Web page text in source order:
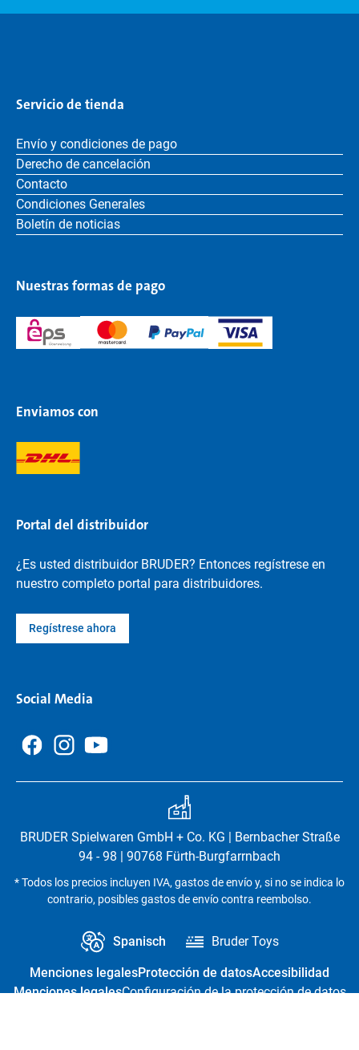
Servicio de tienda
Envío y condiciones de pago
Derecho de cancelación
Contacto
Condiciones Generales
Boletín de noticias
Nuestras formas de pago
Enviamos con
Portal del distribuidor
¿Es usted distribuidor BRUDER? Entonces regístrese en
nuestro completo portal para distribuidores.
Regístrese ahora
Social Media
BRUDER Spielwaren GmbH + Co. KG | Bernbacher Straße
94 - 98 | 90768 Fürth-Burgfarrnbach
* Todos los precios incluyen IVA, gastos de envío y, si no se indica lo
contrario, posibles gastos de envío contra reembolso.
Spanisch Bruder Toys
Menciones legalesProtección de datosAccesibilidad
Menciones legalesConfiguración de la protección de datos